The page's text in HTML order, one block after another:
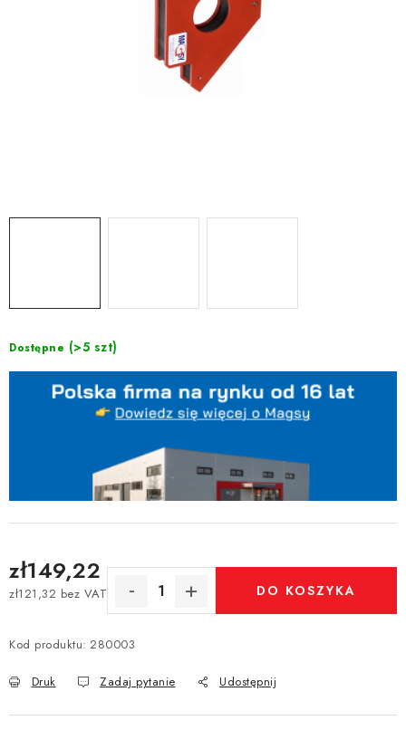
Dostępne (>5 szt)
zł149,22
zł121,32 bez VAT
Cena jednostkowa:
DO KOSZYKA
Kod produktu: 280003
Druk Zadaj pytanie Udostępnij